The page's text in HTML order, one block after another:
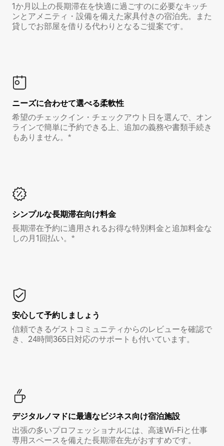
1か月以上の長期滞在を快適に過ごすのに必要なキッチ
ンとアメニティ・設備を備えた家具付きの宿泊先。また
貸しでお部屋を借りる代わりとなるご提案です。
ニーズに合わせて選べる柔軟性
希望のチェックイン・チェックアウト日を選んで、オン
ラインで簡単に予約できる上、追加の義務や書類手続き
もありません。*
シンプルな長期滞在向け料金
長期滞在予約に適用されるお得な特別料金と追加料金な
しの月1回払い。*
安心して予約しましょう
信頼できるゲストコミュニティからのレビューを確認で
き、24時間365日対応のサポートも付いています。
デジタルノマド⁠に最⁠適⁠なビ⁠ジ⁠ネ⁠ス⁠向⁠け宿⁠泊⁠施⁠設
出張の多いプロフェッショナルには、高速Wi-Fiと仕事
専用スペースを備えた長期滞在先がおすすめです。